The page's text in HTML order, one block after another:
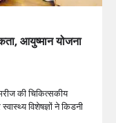
आयुष्मान योजना
की चिकित्सकीय
विशेषज्ञों ने किडनी